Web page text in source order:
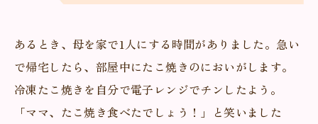
あるとき、母を家で1人にする時間がありました。急い
で帰宅したら、部屋中にたこ焼きのにおいがします。
冷凍たこ焼きを自分で電子レンジでチンしたよう。
「ママ、たこ焼き食べたでしょう！」と笑いました